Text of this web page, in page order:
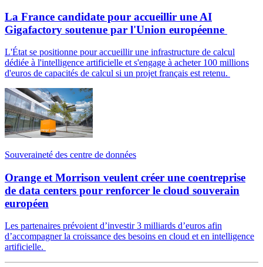
La France candidate pour accueillir une AI
Gigafactory soutenue par l'Union européenne
L'État se positionne pour accueillir une infrastructure de calcul
dédiée à l'intelligence artificielle et s'engage à acheter 100 millions
d'euros de capacités de calcul si un projet français est retenu.
Souveraineté des centre de données
Orange et Morrison veulent créer une coentreprise
de data centers pour renforcer le cloud souverain
européen
Les partenaires prévoient d’investir 3 milliards d’euros afin
d’accompagner la croissance des besoins en cloud et en intelligence
artificielle.